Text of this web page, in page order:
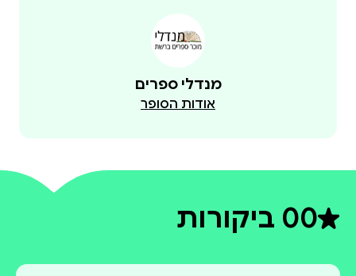
מנדלי ספרים
אודות הסופר
0דירוג ממוצע 0 מתוך 5
0 ביקורות